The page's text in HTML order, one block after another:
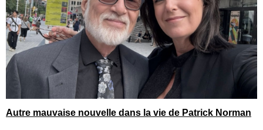
Autre mauvaise nouvelle dans la vie de Patrick Norman